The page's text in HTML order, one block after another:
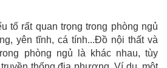
tố rất quan trọng trong phòng ngủ
yên tĩnh, cá tính...Đồ nội thất và
phòng ngủ là khác nhau, tùy